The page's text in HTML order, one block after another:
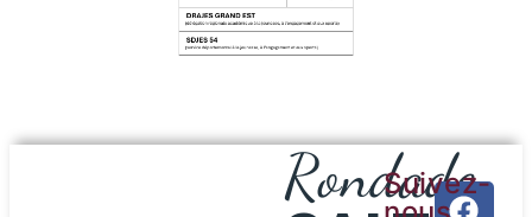
Rondade
Suivez-